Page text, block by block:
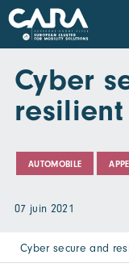
Cyber
resilient
AUTOMOBILE
07 juin 2021
Cyber secure and